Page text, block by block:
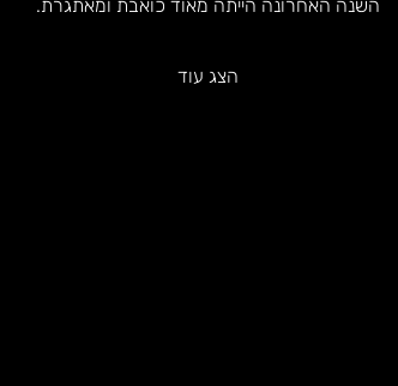
השנה האחרונה הייתה מאוד כואבת ומאתגרת.
הצג עוד